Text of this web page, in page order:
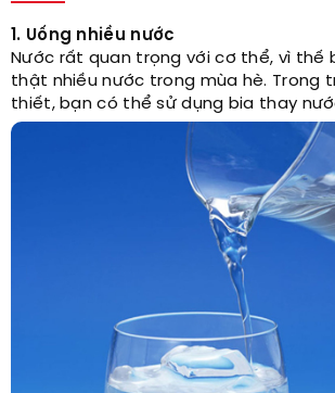
1. Uống nhiều nước
Nước rất quan trọng với cơ thể, vì thế
thật nhiều nước trong mùa hè. Trong
thiết, bạn có thể sử dụng bia thay